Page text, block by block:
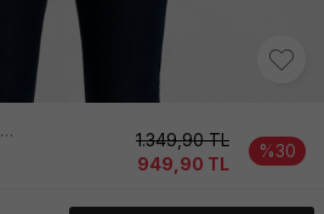
Tışört Kadın Nar Çıçeğı Ti̇şört 1.349,90TL
949,90 TL
%30